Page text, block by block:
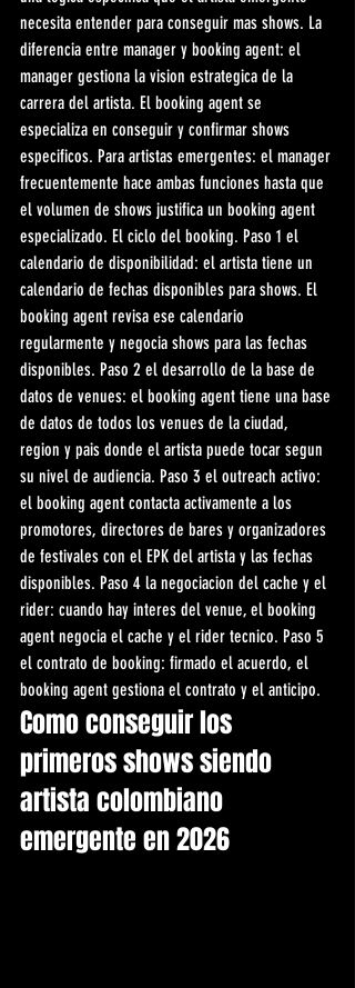
necesita entender para conseguir mas shows. La
diferencia entre manager y booking agent: el
manager gestiona la vision estrategica de la
carrera del artista. El booking agent se
especializa en conseguir y confirmar shows
especificos. Para artistas emergentes: el manager
frecuentemente hace ambas funciones hasta que
el volumen de shows justifica un booking agent
especializado. El ciclo del booking. Paso 1 el
calendario de disponibilidad: el artista tiene un
calendario de fechas disponibles para shows. El
booking agent revisa ese calendario
regularmente y negocia shows para las fechas
disponibles. Paso 2 el desarrollo de la base de
datos de venues: el booking agent tiene una base
de datos de todos los venues de la ciudad,
region y pais donde el artista puede tocar segun
su nivel de audiencia. Paso 3 el outreach activo:
el booking agent contacta activamente a los
promotores, directores de bares y organizadores
de festivales con el EPK del artista y las fechas
disponibles. Paso 4 la negociacion del cache y el
rider: cuando hay interes del venue, el booking
agent negocia el cache y el rider tecnico. Paso 5
el contrato de booking: firmado el acuerdo, el
booking agent gestiona el contrato y el anticipo.
Como conseguir los
primeros shows siendo
artista colombiano
emergente en 2026